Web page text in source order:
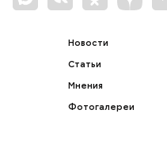
Новости
Статьи
Мнения
Фотогалереи